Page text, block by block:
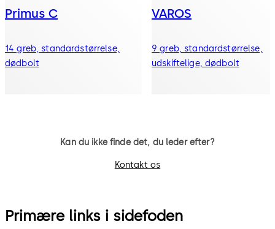
Primus C
14 greb, standardstørrelse,
dødbolt
VAROS
9 greb, standardstørrelse,
udskiftelige, dødbolt
Kan du ikke finde det, du leder efter?
Kontakt os
Primære links i sidefoden